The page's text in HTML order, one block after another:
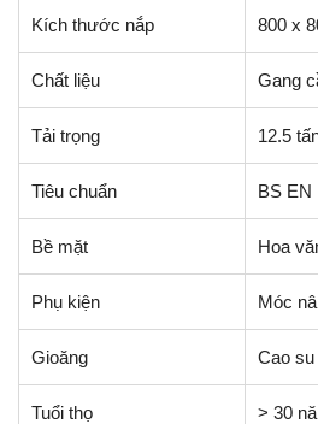
Kích thước nắp 800 x
Chất liệu Gang
Tải trọng 12.5
Tiêu chuẩn BS EN
Bề mặt Hoa
Phụ kiện Móc
Gioăng Cao
Tuổi thọ > 30